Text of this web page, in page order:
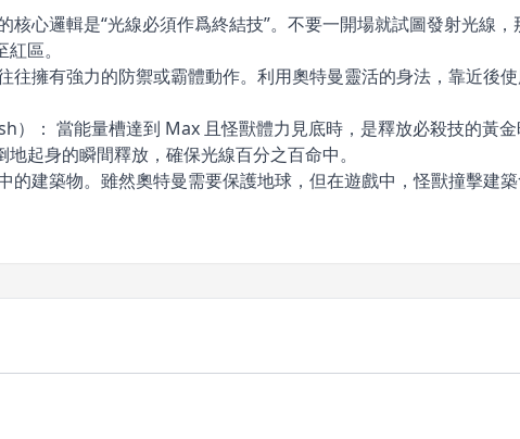
核心邏輯是“光線必須作爲終結技”。不要一開場就試圖發射光
區。
往擁有強力的防禦或霸體動作。利用奧特曼靈活的身法，靠近後
）： 當能量槽達到 Max 且怪獸體力見底時，是釋放必殺技的黃
起身的瞬間釋放，確保光線百分之百命中。
的建築物。雖然奧特曼需要保護地球，但在遊戲中，怪獸撞擊建